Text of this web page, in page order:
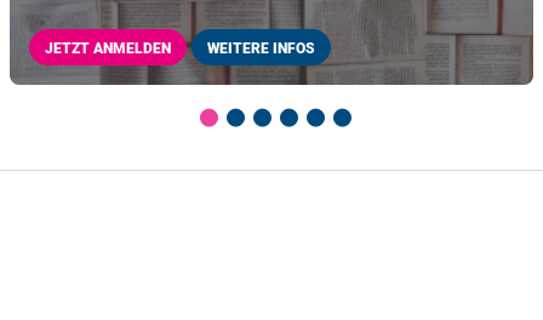
JETZT ANMELDEN WEITERE INFOS